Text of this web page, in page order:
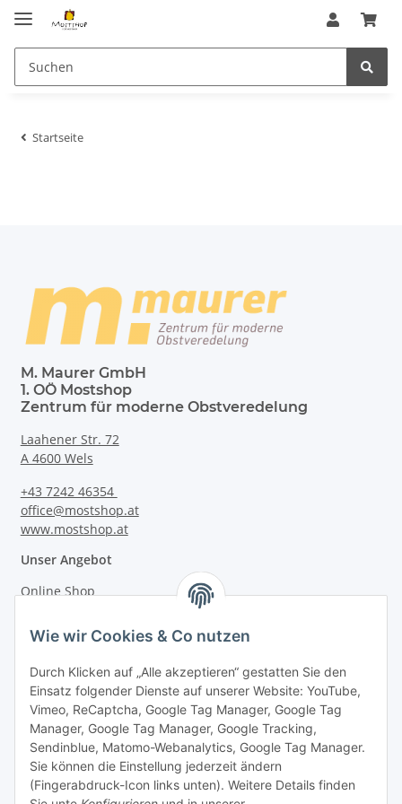
Startseite
M. Maurer GmbH
1. OÖ Mostshop
Zentrum für moderne Obstveredelung
Laahener Str. 72
A 4600 Wels
+43 7242 46354
office@mostshop.at
www.mostshop.at
Unser Angebot
Online Shop
Informationen
Wie wir Cookies & Co nutzen
Durch Klicken auf „Alle akzeptieren“ gestatten Sie den
Einsatz folgender Dienste auf unserer Website: YouTube,
Vimeo, ReCaptcha, Google Tag Manager, Google Tag
Manager, Google Tag Manager, Google Tracking,
Sendinblue, Matomo-Webanalytics, Google Tag Manager.
Sie können die Einstellung jederzeit ändern
(Fingerabdruck-Icon links unten). Weitere Details finden